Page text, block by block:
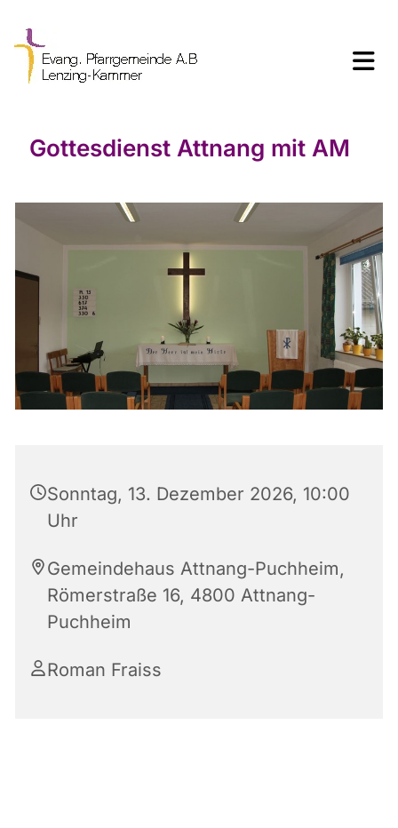
Gottesdienst Attnang mit AM
Sonntag, 13. Dezember 2026, 10:00
Uhr
Gemeindehaus Attnang-Puchheim,
Römerstraße 16, 4800 Attnang-
Puchheim
Roman Fraiss